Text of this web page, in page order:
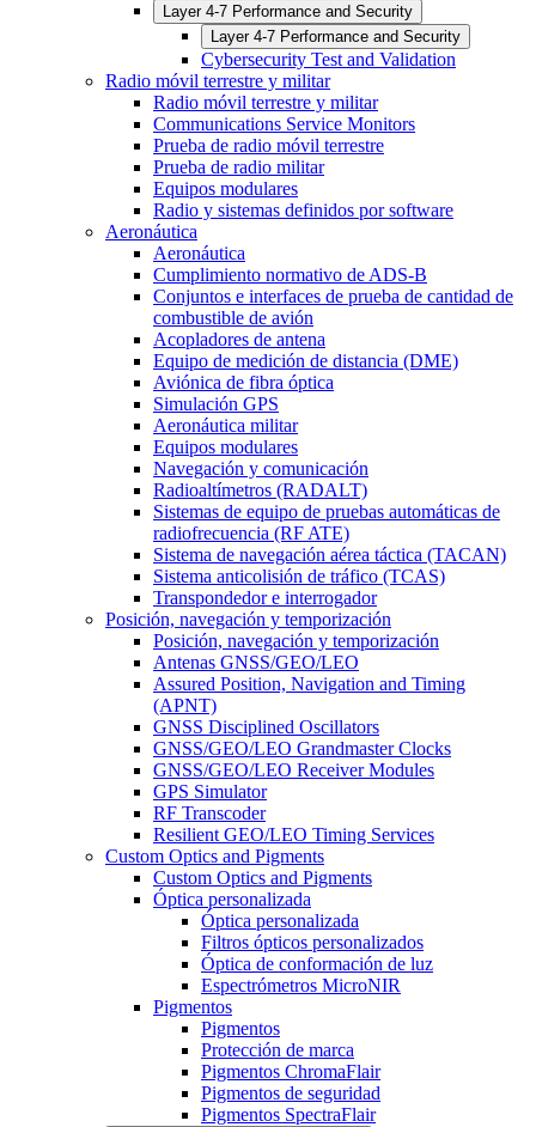
Layer 4-7 Performance and Security
Layer 4-7 Performance and Security
Cybersecurity Test and Validation
Radio móvil terrestre y militar
Radio móvil terrestre y militar
Communications Service Monitors
Prueba de radio móvil terrestre
Prueba de radio militar
Equipos modulares
Radio y sistemas definidos por software
Aeronáutica
Aeronáutica
Cumplimiento normativo de ADS-B
Conjuntos e interfaces de prueba de cantidad de
combustible de avión
Acopladores de antena
Equipo de medición de distancia (DME)
Aviónica de fibra óptica
Simulación GPS
Aeronáutica militar
Equipos modulares
Navegación y comunicación
Radioaltímetros (RADALT)
Sistemas de equipo de pruebas automáticas de
radiofrecuencia (RF ATE)
Sistema de navegación aérea táctica (TACAN)
Sistema anticolisión de tráfico (TCAS)
Transpondedor e interrogador
Posición, navegación y temporización
Posición, navegación y temporización
Antenas GNSS/GEO/LEO
Assured Position, Navigation and Timing
(APNT)
GNSS Disciplined Oscillators
GNSS/GEO/LEO Grandmaster Clocks
GNSS/GEO/LEO Receiver Modules
GPS Simulator
RF Transcoder
Resilient GEO/LEO Timing Services
Custom Optics and Pigments
Custom Optics and Pigments
Óptica personalizada
Óptica personalizada
Filtros ópticos personalizados
Óptica de conformación de luz
Espectrómetros MicroNIR
Pigmentos
Pigmentos
Protección de marca
Pigmentos ChromaFlair
Pigmentos de seguridad
Pigmentos SpectraFlair